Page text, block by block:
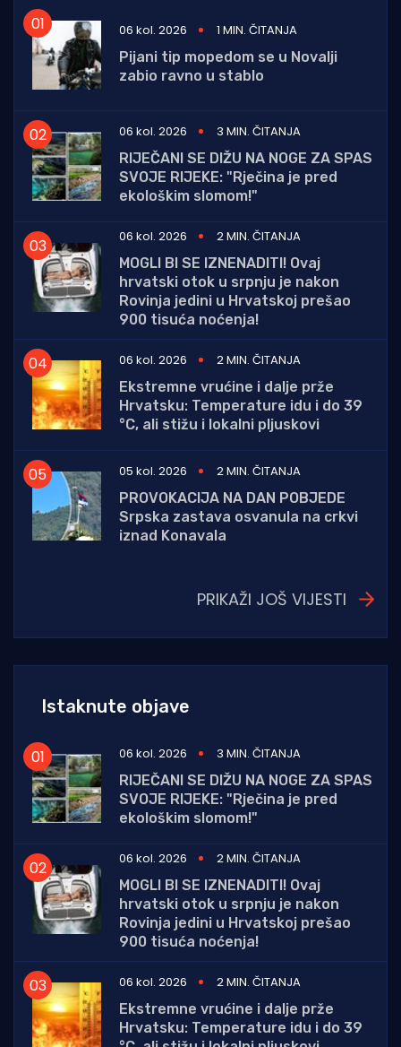
06 kol. 2026
1 MIN. ČITANJA
Pijani tip mopedom se u Novalji
zabio ravno u stablo
06 kol. 2026
3 MIN. ČITANJA
RIJEČANI SE DIŽU NA NOGE ZA SPAS
SVOJE RIJEKE: "Rječina je pred
ekološkim slomom!"
06 kol. 2026
2 MIN. ČITANJA
MOGLI BI SE IZNENADITI! Ovaj
hrvatski otok u srpnju je nakon
Rovinja jedini u Hrvatskoj prešao
900 tisuća noćenja!
06 kol. 2026
2 MIN. ČITANJA
Ekstremne vrućine i dalje prže
Hrvatsku: Temperature idu i do 39
°C, ali stižu i lokalni pljuskovi
05 kol. 2026
2 MIN. ČITANJA
PROVOKACIJA NA DAN POBJEDE
Srpska zastava osvanula na crkvi
iznad Konavala
PRIKAŽI JOŠ VIJESTI
Istaknute objave
06 kol. 2026
3 MIN. ČITANJA
RIJEČANI SE DIŽU NA NOGE ZA SPAS
SVOJE RIJEKE: "Rječina je pred
ekološkim slomom!"
06 kol. 2026
2 MIN. ČITANJA
MOGLI BI SE IZNENADITI! Ovaj
hrvatski otok u srpnju je nakon
Rovinja jedini u Hrvatskoj prešao
900 tisuća noćenja!
06 kol. 2026
2 MIN. ČITANJA
Ekstremne vrućine i dalje prže
Hrvatsku: Temperature idu i do 39